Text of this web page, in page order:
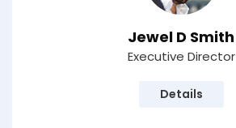
Jewel D Smith
Executive Director
Details